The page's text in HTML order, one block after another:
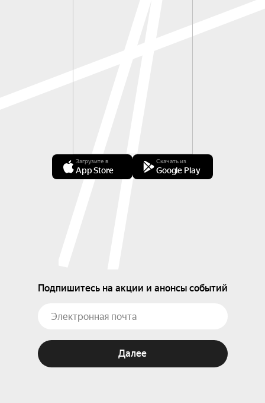
Загрузите в
App Store
Скачать из
Google Play
Подпишитесь на акции и анонсы событий
Далее